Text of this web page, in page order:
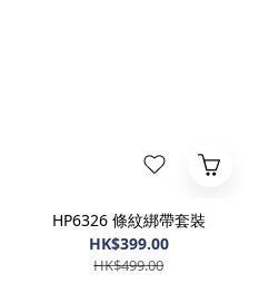
HP6326 條紋綁帶套裝
HK$399.00
HK$499.00